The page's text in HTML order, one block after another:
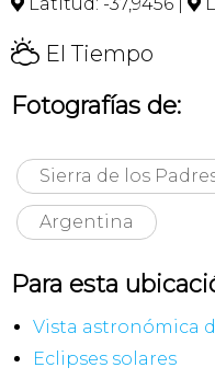
H El Tiempo
Fotografías de:
Sierra de los
Argentina
Para esta
Vista astronómica
Eclipses solares